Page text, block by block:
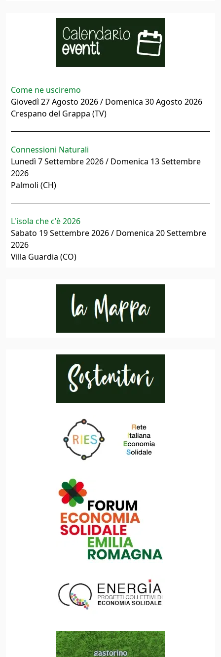
Come ne usciremo
Giovedì 27 Agosto 2026 / Domenica 30 Agosto 2026
Crespano del Grappa (TV)
Connessioni Naturali
Lunedì 7 Settembre 2026 / Domenica 13 Settembre
2026
Palmoli (CH)
L'isola che c'è 2026
Sabato 19 Settembre 2026 / Domenica 20 Settembre
2026
Villa Guardia (CO)